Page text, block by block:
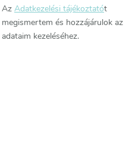
Az Adatkezelési tájékoztatót
megismertem és hozzájárulok az
adataim kezeléséhez.